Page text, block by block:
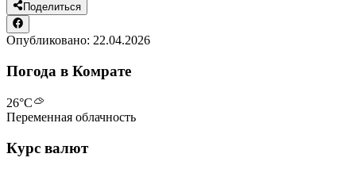
Поделиться
Опубликовано: 22.04.2026
Погода в Комрате
26°C
Переменная облачность
Курс валют